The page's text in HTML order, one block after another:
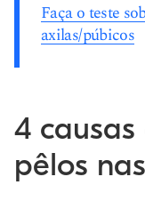
Faça o teste
axilas/púbicos
4
pêlos